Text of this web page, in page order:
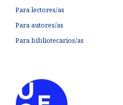
Para lectores/as
Para autores/as
Para bibliotecarios/as